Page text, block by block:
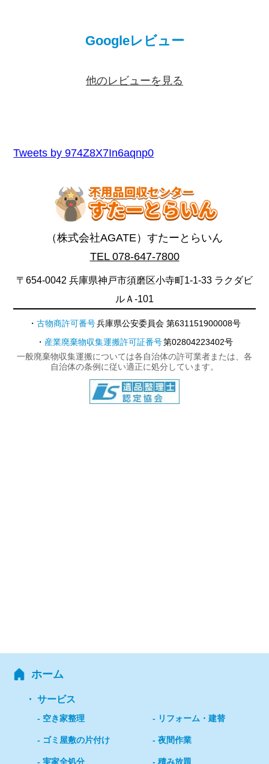
Googleレビュー
他のレビューを見る
Tweets by 974Z8X7In6aqnp0
（株式会社AGATE）すたーとらいん
TEL 078-647-7800
〒654-0042 兵庫県神戸市須磨区小寺町1-1-33 ラクダビ
ルＡ-101
古物商許可番号兵庫県公安委員会 第631151900008号
産業廃棄物収集運搬許可証番号第02804223402号
一般廃棄物収集運搬については各自治体の許可業者または、各
自治体の条例に従い適正に処分しています。
ホーム
サービス
空き家整理
ゴミ屋敷の片付け
実家全処分
リフォーム・建替
夜間作業
積み放題